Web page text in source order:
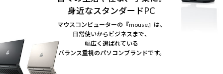
身近なスタンダードPC
マウスコンピューターの『mouse』は、
日常使いからビジネスまで、
幅広く選ばれている
バランス重視のパソコンブランドです。